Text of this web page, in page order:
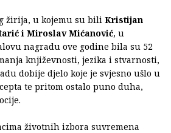
žirija, u kojemu su bili Kristijan
i Miroslav Mićanović, u
nagradu ove godine bila su 52
književnosti, jezika i stvarnosti,
dobije djelo koje je svjesno ušlo u
te pritom ostalo puno duha,
životnih izbora suvremena